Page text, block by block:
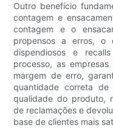
Outro benefício
contagem e
contagem e o
propensos a erros, o
dispendiosos e
processo, as
margem de erro,
quantidade correta
qualidade do produto,
de reclamações e
base de clientes mais